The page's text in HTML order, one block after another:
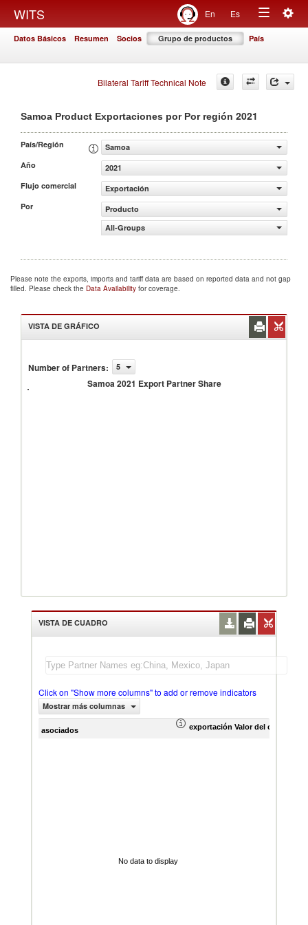
WITS En Es
Toggle
Datos Básicos Resumen Socios Grupo de productos País
Bilateral Tariff Technical Note
Samoa Product Exportaciones por Por región 2021
País/Región
Samoa
Año
2021
Flujo comercial
Exportación
Por
Producto
All-Groups
Please note the exports, imports and tariff data are based on reported data and not gap
filled. Please check the Data Availability for coverage.
VISTA DE GRÁFICO
Number of Partners: 5
Samoa 2021 Export Partner Share
Samoa
Export
VISTA DE CUADRO
Click on "Show more columns" to add or remove indicators
Mostrar más columnas
asociados exportación Valor del comercio
No data to display